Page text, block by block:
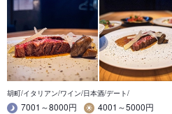
胡町/イタリアン/ワイン/日本酒/デート/
7001～8000円
4001～5000円